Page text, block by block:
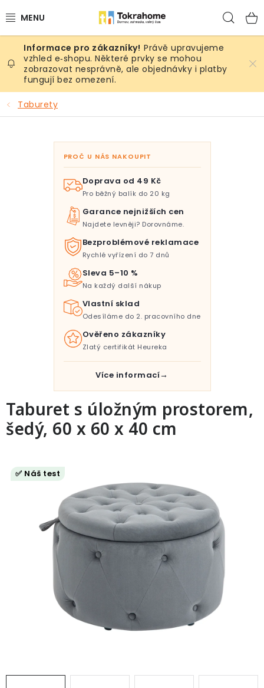
na
Výrobky
Místnosti
Venkovní prostory
Sezóna & Volný čas
Právě upravujeme
vzhled e‑shopu. Některé prvky se mohou
zobrazovat nesprávně, ale objednávky i platby
fungují bez omezení.
Taburety
Taburet s úložným prostorem,
šedý, 60 x 60 x 40 cm
✅ Náš test
PROČ U NÁS NAKOUPIT
Doprava od 49 Kč
Pro běžný balík do 20 kg
Garance nejnižších cen
Najdete levněji? Dorovnáme.
Bezproblémové reklamace
Rychlé vyřízení do 7 dnů
Sleva 5–10 %
Na každý další nákup
Vlastní sklad
Odesíláme do 2. pracovního dne
Ověřeno zákazníky
Zlatý certifikát Heureka
Více informací